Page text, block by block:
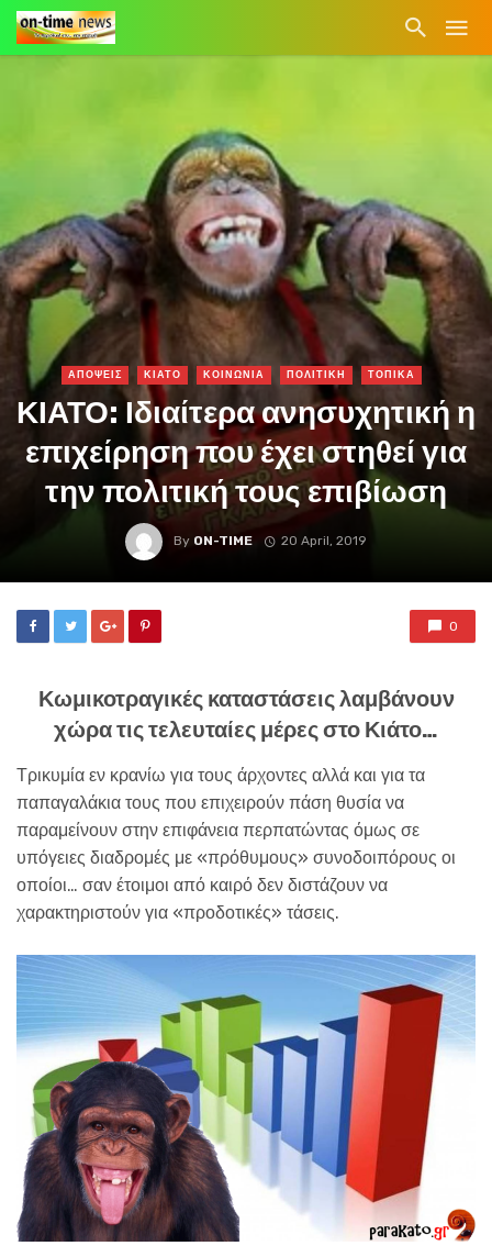
ΑΠΟΨΕΙΣ ΚΙΑΤΟ ΚΟΙΝΩΝΙΑ ΠΟΛΙΤΙΚΗ ΤΟΠΙΚΑ
ΚΙΑΤΟ: Ιδιαίτερα ανησυχητική η
επιχείρηση που έχει στηθεί για
την πολιτική τους επιβίωση
By ON-TIME 20 April, 2019
0
Κωμικοτραγικές καταστάσεις λαμβάνουν
χώρα τις τελευταίες μέρες στο Κιάτο…
Τρικυμία εν κρανίω για τους άρχοντες αλλά και για τα
παπαγαλάκια τους που επιχειρούν πάση θυσία να
παραμείνουν στην επιφάνεια περπατώντας όμως σε
υπόγειες διαδρομές με «πρόθυμους» συνοδοιπόρους οι
οποίοι… σαν έτοιμοι από καιρό δεν διστάζουν να
χαρακτηριστούν για «προδοτικές» τάσεις.